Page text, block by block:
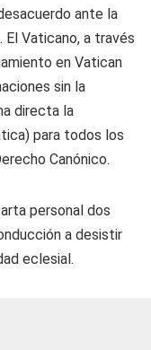
ante la
El Vaticano, a través
en Vatican
sin la
directa la
para todos los
Canónico.
personal dos
a desistir
eclesial.